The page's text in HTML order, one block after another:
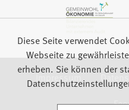
Impressum
Diese Seite verwendet
Webseite zu
erheben. Sie können der